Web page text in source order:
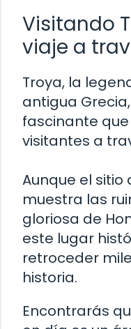
Visitando
viaje a
Troya, la
antigua
fascinante
visitantes a
Aunque el
muestra las
gloriosa de
este lugar
retroceder
historia.
Encontrarás